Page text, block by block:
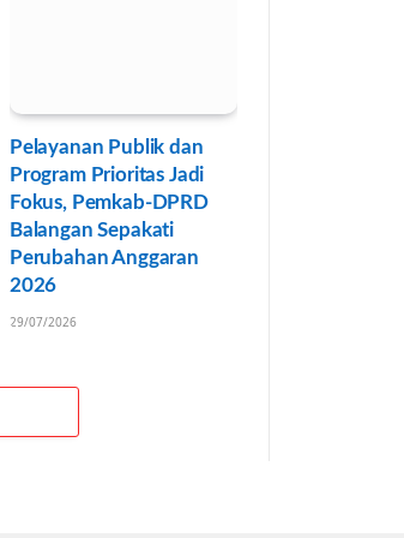
Pelayanan Publik dan
Program Prioritas Jadi
Fokus, Pemkab-DPRD
Balangan Sepakati
Perubahan Anggaran
2026
29/07/2026